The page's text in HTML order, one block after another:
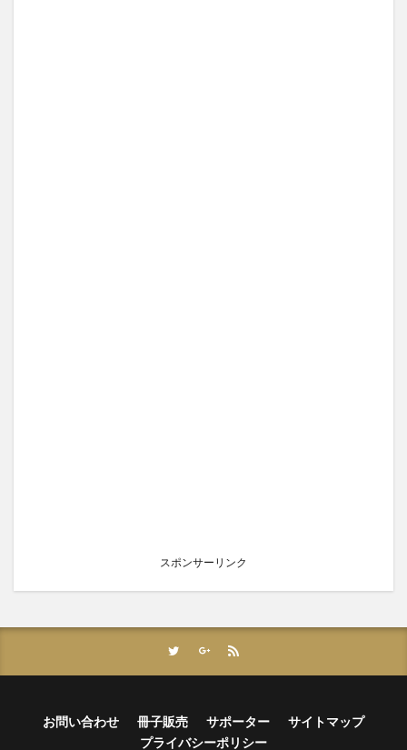
スポンサーリンク
お問い合わせ 冊子販売 サポーター
サイトマップ
プライバシーポリシー